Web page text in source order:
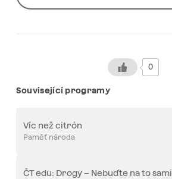
0
Související programy
Víc než citrón
Paměť národa
ČT edu: Drogy – Nebuďte na to sami